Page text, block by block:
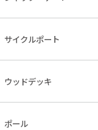
サイクルポート
ウッドデッキ
ポール